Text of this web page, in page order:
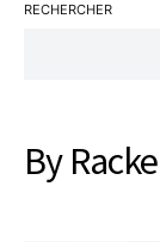
RECHERCHER
By